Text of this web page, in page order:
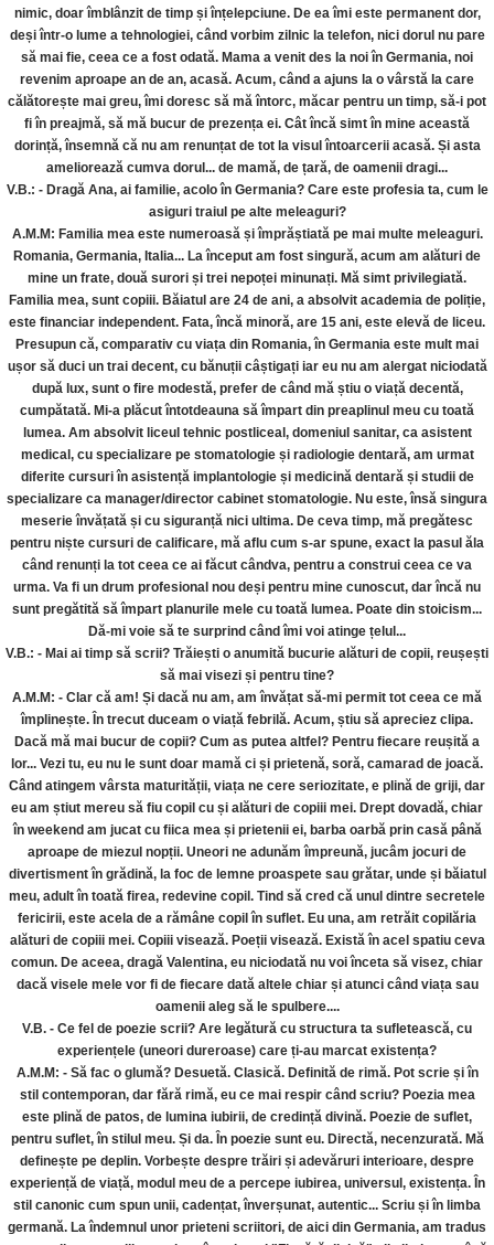
nimic, doar îmblânzit de timp și înțelepciune. De ea îmi este permanent dor,
deși într-o lume a tehnologiei, când vorbim zilnic la telefon, nici dorul nu pare
să mai fie, ceea ce a fost odată. Mama a venit des la noi în Germania, noi
revenim aproape an de an, acasă. Acum, când a ajuns la o vârstă la care
călătorește mai greu, îmi doresc să mă întorc, măcar pentru un timp, să-i pot
fi în preajmă, să mă bucur de prezența ei. Cât încă simt în mine această
dorință, însemnă că nu am renunțat de tot la visul întoarcerii acasă. Și asta
ameliorează cumva dorul... de mamă, de țară, de oamenii dragi...
V.B.: - Dragă Ana, ai familie, acolo în Germania? Care este profesia ta, cum le
asiguri traiul pe alte meleaguri?
A.M.M: Familia mea este numeroasă și împrăștiată pe mai multe meleaguri.
Romania, Germania, Italia... La început am fost singură, acum am alături de
mine un frate, două surori și trei nepoței minunați. Mă simt privilegiată.
Familia mea, sunt copiii. Băiatul are 24 de ani, a absolvit academia de poliție,
este financiar independent. Fata, încă minoră, are 15 ani, este elevă de liceu.
Presupun că, comparativ cu viața din Romania, în Germania este mult mai
ușor să duci un trai decent, cu bănuții câștigați iar eu nu am alergat niciodată
după lux, sunt o fire modestă, prefer de când mă știu o viață decentă,
cumpătată. Mi-a plăcut întotdeauna să împart din preaplinul meu cu toată
lumea. Am absolvit liceul tehnic postliceal, domeniul sanitar, ca asistent
medical, cu specializare pe stomatologie și radiologie dentară, am urmat
diferite cursuri în asistență implantologie și medicină dentară și studii de
specializare ca manager/director cabinet stomatologie. Nu este, însă singura
meserie învățată și cu siguranță nici ultima. De ceva timp, mă pregătesc
pentru niște cursuri de calificare, mă aflu cum s-ar spune, exact la pasul ăla
când renunți la tot ceea ce ai făcut cândva, pentru a construi ceea ce va
urma. Va fi un drum profesional nou deși pentru mine cunoscut, dar încă nu
sunt pregătită să împart planurile mele cu toată lumea. Poate din stoicism...
Dă-mi voie să te surprind când îmi voi atinge țelul...
V.B.: - Mai ai timp să scrii? Trăiești o anumită bucurie alături de copii, reușești
să mai visezi și pentru tine?
A.M.M: - Clar că am! Și dacă nu am, am învățat să-mi permit tot ceea ce mă
împlinește. În trecut duceam o viață febrilă. Acum, știu să apreciez clipa.
Dacă mă mai bucur de copii? Cum as putea altfel? Pentru fiecare reușită a
lor... Vezi tu, eu nu le sunt doar mamă ci și prietenă, soră, camarad de joacă.
Când atingem vârsta maturității, viața ne cere seriozitate, e plină de griji, dar
eu am știut mereu să fiu copil cu și alături de copiii mei. Drept dovadă, chiar
în weekend am jucat cu fiica mea și prietenii ei, barba oarbă prin casă până
aproape de miezul nopții. Uneori ne adunăm împreună, jucâm jocuri de
divertisment în grădină, la foc de lemne proaspete sau grătar, unde și băiatul
meu, adult în toată firea, redevine copil. Tind să cred că unul dintre secretele
fericirii, este acela de a rămâne copil în suflet. Eu una, am retrăit copilăria
alături de copiii mei. Copiii visează. Poeții visează. Există în acel spatiu ceva
comun. De aceea, dragă Valentina, eu niciodată nu voi înceta să visez, chiar
dacă visele mele vor fi de fiecare dată altele chiar și atunci când viața sau
oamenii aleg să le spulbere....
V.B. - Ce fel de poezie scrii? Are legătură cu structura ta sufletească, cu
experiențele (uneori dureroase) care ți-au marcat existența?
A.M.M: - Să fac o glumă? Desuetă. Clasică. Definită de rimă. Pot scrie și în
stil contemporan, dar fără rimă, eu ce mai respir când scriu? Poezia mea
este plină de patos, de lumina iubirii, de credință divină. Poezie de suflet,
pentru suflet, în stilul meu. Și da. În poezie sunt eu. Directă, necenzurată. Mă
definește pe deplin. Vorbește despre trăiri și adevăruri interioare, despre
experiență de viață, modul meu de a percepe iubirea, universul, existența. În
stil canonic cum spun unii, cadențat, înverșunat, autentic... Scriu și în limba
germană. La îndemnul unor prieteni scriitori, de aici din Germania, am tradus